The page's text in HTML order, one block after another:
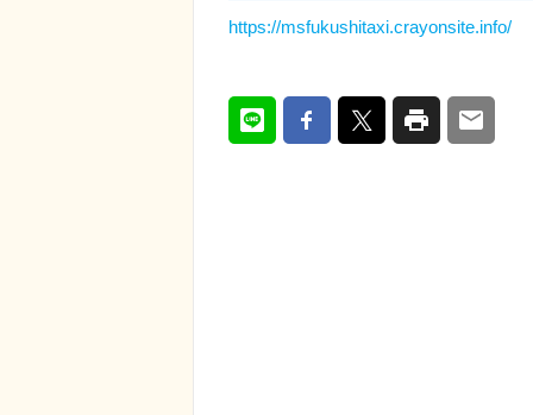
https://msfukushitaxi.crayonsite.info/